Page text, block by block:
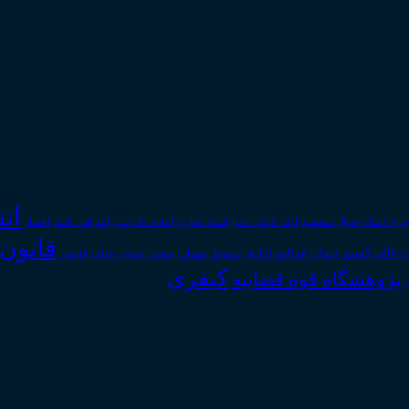
اسناد احوال شخصیه ادله_اثبات_دعوا اسناد_تجاری اعاده_دادرسی اعتراض_ثالث اعسار
عالی کشور دیوان عدالت اداری سقوط_تعهدات شعب_دیوان_عالی قاضی قانون
پژوهشگاه قوه قضاییه کیفری